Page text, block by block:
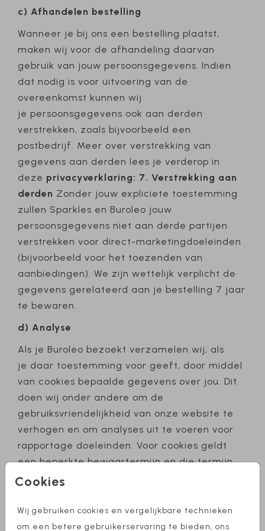
Cookies
Wij gebruiken cookies en vergelijkbare technieken
om een betere gebruikerservaring te bieden, ons
c) Afhandelen bestelling
Wanneer je bij ons een bestelling plaatst,
maken wij voor de afhandeling daarvan
gebruik van jouw persoonsgegevens. Indien
dat nodig is voor uitvoering van de
overeenkomst kunnen wij
je persoonsgegevens ook aan derden
verstrekken, zoals bijvoorbeeld een
postbedrijf. Meer over verstrekking van
gegevens aan derden lees je verderop in
deze privacyverklaring: 7. Verstrekking aan
derden Zonder jouw expliciete toestemming
zullen Sparkles en Buroleo jouw
persoonsgegevens niet aan derde partijen
verstrekken voor direct-marketingdoeleinden
(bijvoorbeeld voor het toezenden van
aanbiedingen). We zijn wettelijk verplicht de
gegevens gerelateerd aan je bestelling 7 jaar
te bewaren.
d) Analyse
Als je Buroleo bezoekt verzamelen wij, als
je daar toestemming voor geeft, door middel
van cookies bepaalde gegevens over jou. Dit
doen wij onder andere om de
gebruiksvriendelijkheid van onze website te
verhogen en om analyses uit te voeren voor
rapportage doeleinden. Voor cookies geldt
een beperkte bewaartermijn en die termijn
verschilt per cookie. Lees meer en beheer zelf
e) Marketing